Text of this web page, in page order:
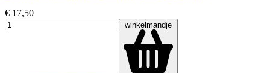
€ 17,50
winkelmandje